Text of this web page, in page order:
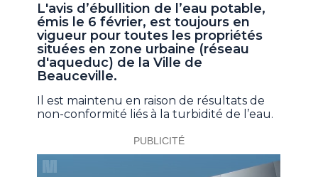
L'avis d’ébullition de l’eau potable,
émis le 6 février, est toujours en
vigueur pour toutes les propriétés
situées en zone urbaine (réseau
d'aqueduc) de la Ville de
Beauceville.
Il est maintenu en raison de résultats de
non-conformité liés à la turbidité de l’eau.